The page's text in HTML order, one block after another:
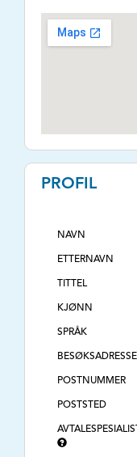
PROFIL
NAVN
ETTERNAVN
TITTEL
KJØNN
SPRÅK
BESØKSADRESSE
POSTNUMMER
POSTSTED